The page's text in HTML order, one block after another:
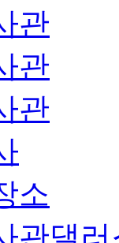
관
관
관
소
관댈